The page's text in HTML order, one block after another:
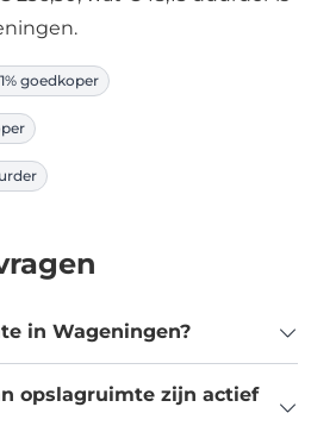
goedkoper
in Wageningen?
opslagruimte zijn actief